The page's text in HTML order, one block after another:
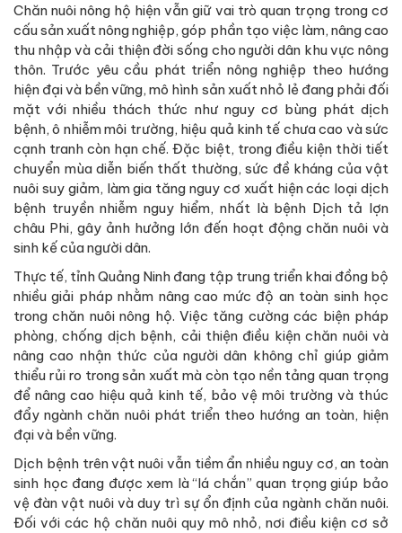
Chăn nuôi nông hộ hiện vẫn giữ vai trò quan trọng trong cơ
cấu sản xuất nông nghiệp, góp phần tạo việc làm, nâng cao
thu nhập và cải thiện đời sống cho người dân khu vực nông
thôn. Trước yêu cầu phát triển nông nghiệp theo hướng
hiện đại và bền vững, mô hình sản xuất nhỏ lẻ đang phải đối
mặt với nhiều thách thức như nguy cơ bùng phát dịch
bệnh, ô nhiễm môi trường, hiệu quả kinh tế chưa cao và sức
cạnh tranh còn hạn chế. Đặc biệt, trong điều kiện thời tiết
chuyển mùa diễn biến thất thường, sức đề kháng của vật
nuôi suy giảm, làm gia tăng nguy cơ xuất hiện các loại dịch
bệnh truyền nhiễm nguy hiểm, nhất là bệnh Dịch tả lợn
châu Phi, gây ảnh hưởng lớn đến hoạt động chăn nuôi và
sinh kế của người dân.
Thực tế, tỉnh Quảng Ninh đang tập trung triển khai đồng bộ
nhiều giải pháp nhằm nâng cao mức độ an toàn sinh học
trong chăn nuôi nông hộ. Việc tăng cường các biện pháp
phòng, chống dịch bệnh, cải thiện điều kiện chăn nuôi và
nâng cao nhận thức của người dân không chỉ giúp giảm
thiểu rủi ro trong sản xuất mà còn tạo nền tảng quan trọng
để nâng cao hiệu quả kinh tế, bảo vệ môi trường và thúc
đẩy ngành chăn nuôi phát triển theo hướng an toàn, hiện
đại và bền vững.
Dịch bệnh trên vật nuôi vẫn tiềm ẩn nhiều nguy cơ, an toàn
sinh học đang được xem là “lá chắn” quan trọng giúp bảo
vệ đàn vật nuôi và duy trì sự ổn định của ngành chăn nuôi.
Đối với các hộ chăn nuôi quy mô nhỏ, nơi điều kiện cơ sở